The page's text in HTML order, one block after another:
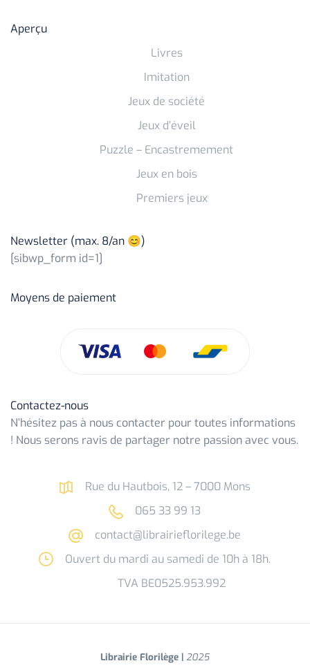
Aperçu
Livres
Imitation
Jeux de société
Jeux d’éveil
Puzzle – Encastremement
Jeux en bois
Premiers jeux
Newsletter (max. 8/an 😊)
[sibwp_form id=1]
Moyens de paiement
Contactez-nous
N’hésitez pas à nous contacter pour toutes informations
! Nous serons ravis de partager notre passion avec vous.
Rue du Hautbois, 12 – 7000 Mons
065 33 99 13
contact@librairieflorilege.be
Ouvert du mardi au samedi de 10h à 18h.
TVA BE0525.953.992
Librairie Florilège | 2025